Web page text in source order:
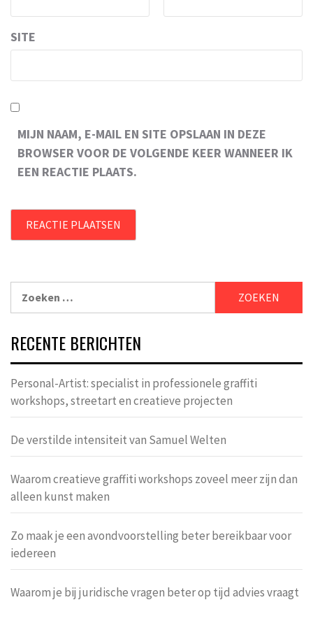
SITE
MIJN NAAM, E-MAIL EN SITE OPSLAAN IN DEZE
BROWSER VOOR DE VOLGENDE KEER WANNEER IK
EEN REACTIE PLAATS.
naar:
RECENTE BERICHTEN
Personal-Artist: specialist in professionele graffiti
workshops, streetart en creatieve projecten
De verstilde intensiteit van Samuel Welten
Waarom creatieve graffiti workshops zoveel meer zijn dan
alleen kunst maken
Zo maak je een avondvoorstelling beter bereikbaar voor
iedereen
Waarom je bij juridische vragen beter op tijd advies vraagt